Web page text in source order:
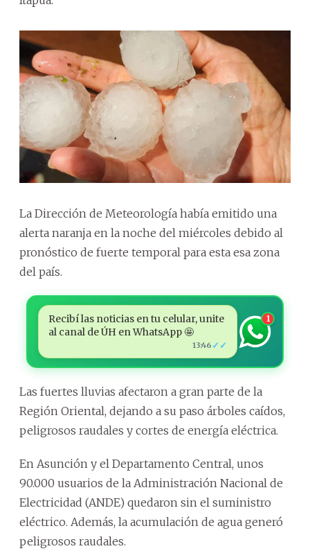
La Dirección de Meteorología había emitido una
alerta naranja en la noche del miércoles debido al
pronóstico de fuerte temporal para esta esa zona
del país.
Recibí las noticias en tu celular, unite
al canal de ÚH en WhatsApp 🤩
13:46 ✓✓
1
Las fuertes lluvias afectaron a gran parte de la
Región Oriental, dejando a su paso árboles caídos,
peligrosos raudales y cortes de energía eléctrica.
En Asunción y el Departamento Central, unos
90.000 usuarios de la Administración Nacional de
Electricidad (ANDE) quedaron sin el suministro
eléctrico. Además, la acumulación de agua generó
peligrosos raudales.